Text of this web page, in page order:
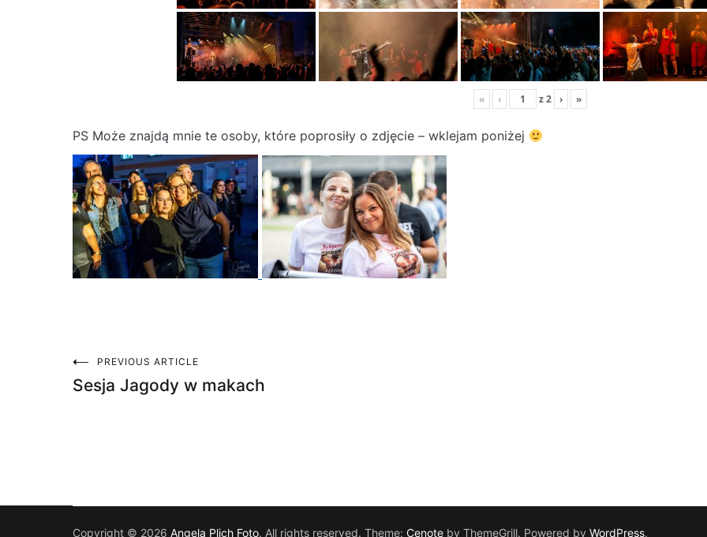
« ‹ z2 › »
PS Może znajdą mnie te osoby, które poprosiły o zdjęcie – wklejam poniżej
Nawigacja
PREVIOUS ARTICLE
Sesja Jagody w makach
Copyright © 2026 Angela Plich Foto. All rights reserved. Theme: Cenote by ThemeGrill. Powered by WordPress.